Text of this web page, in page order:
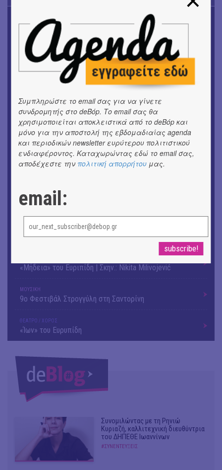
16o Samos Young Artists Festival
OUTDΟORS
ANILIO PARK FESTIVAL 2026
Το 6ο Kournos Music Festival στη Λήμνο
ΘΕΑΤΡΟ / ΧΟΡΟΣ
«ΑΗ ΛΑΟΣ» | Ένα σκηνικό ρέκβιεμ για την ήττα ενός
λαού
ΕΙΚΑΣΤΙΚΑ
Ομαδική έκθεση | Προσωρινά για Πάντα
Αργύρης Ραλλιάς | Λιτανεία
ΕΙΚΑΣΤΙΚΑ
Θανάσης Λάλας-Κώστας Τσόκλης - Συνομιλώντας με
εικόνες και λέξεις
«Μήδεια» του Ευριπίδη | Σκην.: Nikita Milivojević
ΜΟΥΣΙΚΗ
9o Φεστιβάλ Στρογγύλη στη Σαντορίνη
ΘΕΑΤΡΟ / ΧΟΡΟΣ
«Ίων» του Ευρυπίδη
Συνομιλώντας με τη Ρηνιώ
Κυριαζή, καλλιτεχνική διευθύντρια
του ΔΗΠΕΘΕ Ιωαννίνων
#ΣΥΝΕΝΤΕΥΞΕΙΣ
Συμπληρώστε το email σας για να γίνετε
συνδρομητής στο deBόp. Το email σας θα
χρησιμοποιείται αποκλειστικά από το deBόp και
μόνο για την αποστολή της εβδομαδιαίας agenda
και περιοδικών newsletter ευρύτερου πολιτιστικού
ενδιαφέροντος. Καταχωρώντας εδώ το email σας,
αποδέχεστε την πολιτική απορρήτου μας.
email: